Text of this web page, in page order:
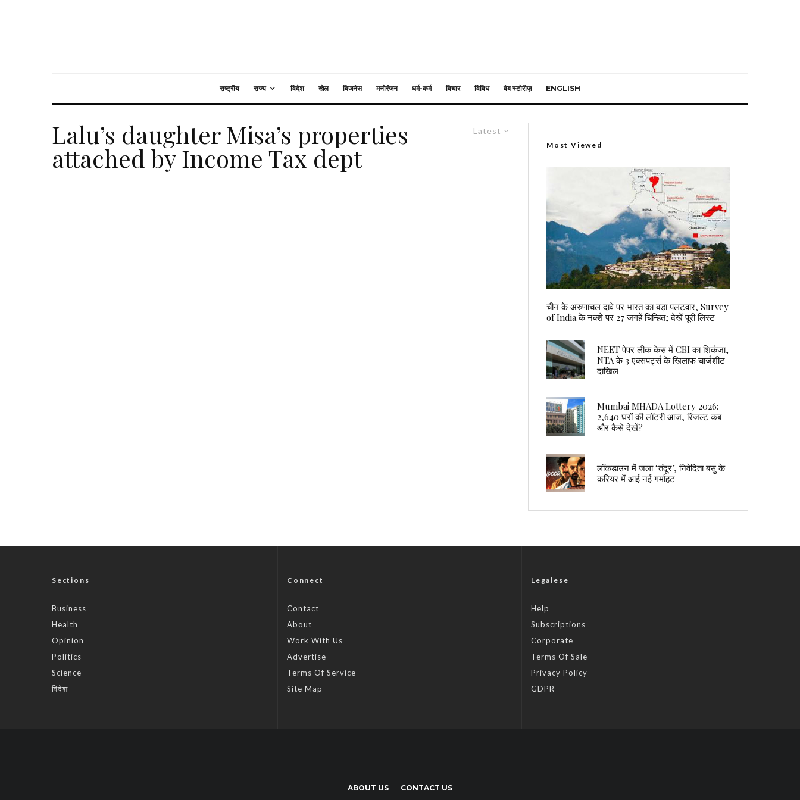
राष्ट्रीय राज्य विदेश खेल बिजनेस मनोरंजन धर्म-कर्म विचार विविध वेब स्टोरीज़ ENGLISH
Latest
Lalu’s daughter Misa’s properties
attached by Income Tax dept Most Viewed
चीन के अरुणाचल दावे पर भारत का बड़ा पलटवार, Survey
of India के नक्शे पर 27 जगहें चिन्हित; देखें पूरी लिस्ट
NEET पेपर लीक केस में CBI का शिकंजा,
NTA के 3 एक्सपर्ट्स के खिलाफ चार्जशीट
दाखिल
Mumbai MHADA Lottery 2026:
2,640 घरों की लॉटरी आज, रिजल्ट कब
और कैसे देखें?
लॉकडाउन में जला ‘तंदूर’, निवेदिता बसु के
करियर में आई नई गर्माहट
Sections
Business
Health
Opinion
Politics
Science
विदेश
Connect
Contact
About
Work With Us
Advertise
Terms Of Service
Site Map
Legalese
Help
Subscriptions
Corporate
Terms Of Sale
Privacy Policy
GDPR
ABOUT US CONTACT US